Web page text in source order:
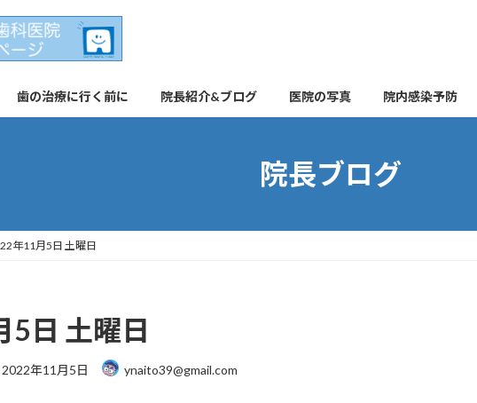
歯の治療に行く前に 院長紹介&ブログ 医院の写真 院内感染予防
院長ブログ
年11月5日 土曜日
日 土曜日
最
2022年11月5日 ynaito39@gmail.com